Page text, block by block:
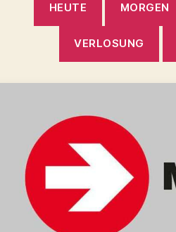
HEUTE MORGEN
VERLOSUNG